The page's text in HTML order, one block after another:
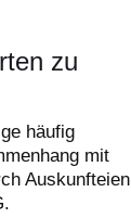
zu
häufig
mit
Auskunfteien